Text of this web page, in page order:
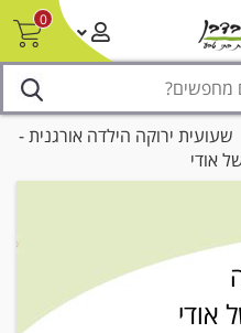
0
קשר/ביטול הזמנה
ירוקה הילדה אורגנית -
אודי
אודי